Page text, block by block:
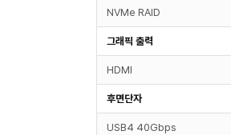
NVMe RAID
그래픽 출력
HDMI
후면단자
USB4 40Gbps